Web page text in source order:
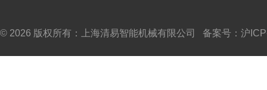
© 2026 版权所有：上海清易智能机械有限公司 备案号： 沪